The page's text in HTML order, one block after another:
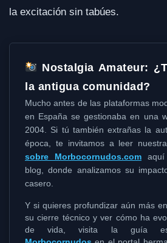
la excitación sin tabúes.
Nostalgia Amateur:
la antigua comunidad?
Mucho antes de las plataformas
en España se gestionaba en una
2004. Si tú también extrañas la
época, te invitamos a leer
sobre Morbocornudos.com aquí
blog, donde analizamos su
casero.
Y si quieres profundizar aún más
su cierre técnico y ver cómo ha
de vida, visita la guía